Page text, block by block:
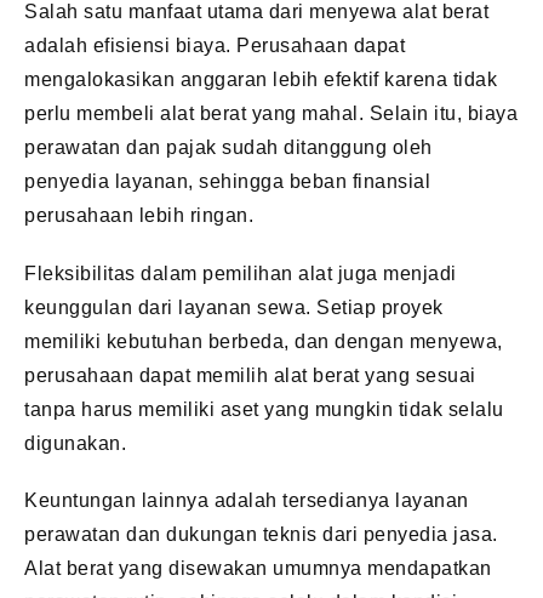
Salah satu manfaat utama dari menyewa alat berat
adalah efisiensi biaya. Perusahaan dapat
mengalokasikan anggaran lebih efektif karena tidak
perlu membeli alat berat yang mahal. Selain itu, biaya
perawatan dan pajak sudah ditanggung oleh
penyedia layanan, sehingga beban finansial
perusahaan lebih ringan.
Fleksibilitas dalam pemilihan alat juga menjadi
keunggulan dari layanan sewa. Setiap proyek
memiliki kebutuhan berbeda, dan dengan menyewa,
perusahaan dapat memilih alat berat yang sesuai
tanpa harus memiliki aset yang mungkin tidak selalu
digunakan.
Keuntungan lainnya adalah tersedianya layanan
perawatan dan dukungan teknis dari penyedia jasa.
Alat berat yang disewakan umumnya mendapatkan